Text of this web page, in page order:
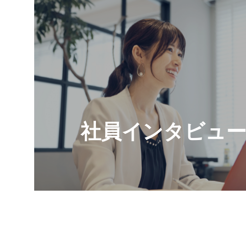
社員インタビュー